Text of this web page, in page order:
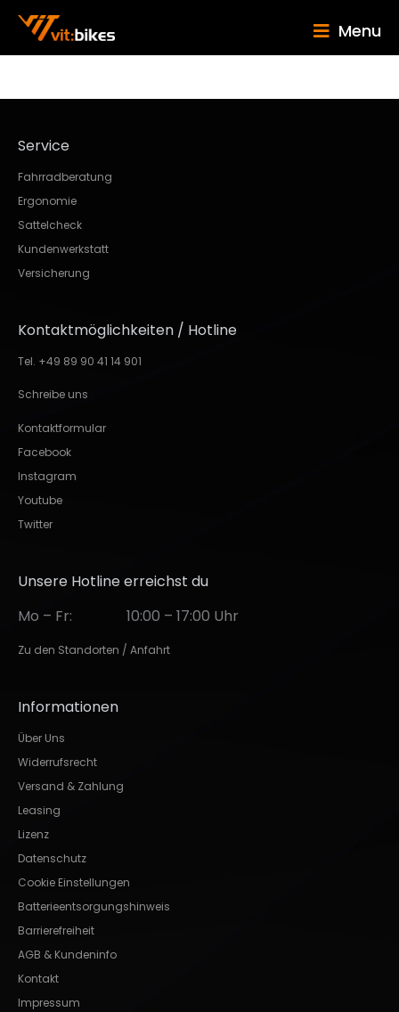
Menu
Service
Fahrradberatung
Ergonomie
Sattelcheck
Kundenwerkstatt
Versicherung
Kontaktmöglichkeiten / Hotline
Tel. +49 89 90 41 14 901
Schreibe uns
Kontaktformular
Facebook
Instagram
Youtube
Twitter
Unsere Hotline erreichst du
Mo – Fr:
10:00 – 17:00 Uhr
Zu den Standorten / Anfahrt
Informationen
Über Uns
Widerrufsrecht
Versand & Zahlung
Leasing
Lizenz
Datenschutz
Cookie Einstellungen
Batterieentsorgungshinweis
Barrierefreiheit
AGB & Kundeninfo
Kontakt
Impressum